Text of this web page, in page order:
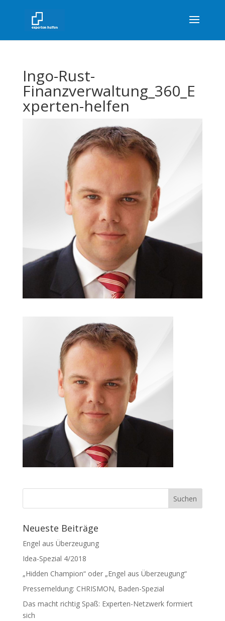
Ingo-Rust-
Finanzverwaltung_360_E
xperten-helfen
Neueste Beiträge
Engel aus Überzeugung
Idea-Spezial 4/2018
„Hidden Champion“ oder „Engel aus Überzeugung“
Pressemeldung: CHRISMON, Baden-Spezial
Das macht richtig Spaß: Experten-Netzwerk formiert
sich